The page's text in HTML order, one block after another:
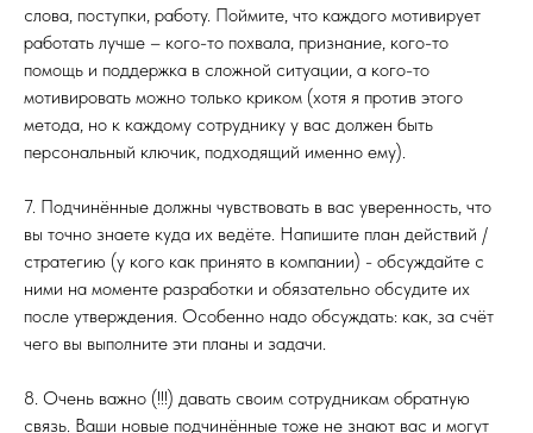
слова, поступки, работу. Поймите, что каждого мотивирует
работать лучше – кого-то похвала, признание, кого-то
помощь и поддержка в сложной ситуации, а кого-то
мотивировать можно только криком (хотя я против этого
метода, но к каждому сотруднику у вас должен быть
персональный ключик, подходящий именно ему).
7. Подчинённые должны чувствовать в вас уверенность, что
вы точно знаете куда их ведёте. Напишите план действий /
стратегию (у кого как принято в компании) - обсуждайте с
ними на моменте разработки и обязательно обсудите их
после утверждения. Особенно надо обсуждать: как, за счёт
чего вы выполните эти планы и задачи.
8. Очень важно (!!!) давать своим сотрудникам обратную
связь. Ваши новые подчинённые тоже не знают вас и могут